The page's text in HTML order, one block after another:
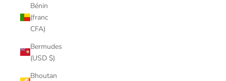
Bénin
(franc
CFA)
Bermudes
(USD $)
Bhoutan